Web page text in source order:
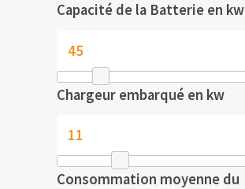
Capacité de la Batterie en kw
Chargeur embarqué en kw
Consommation moyenne du